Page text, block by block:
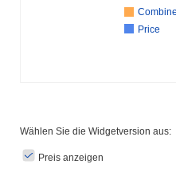
Price
Wählen Sie die Widgetversion aus:
Preis anzeigen